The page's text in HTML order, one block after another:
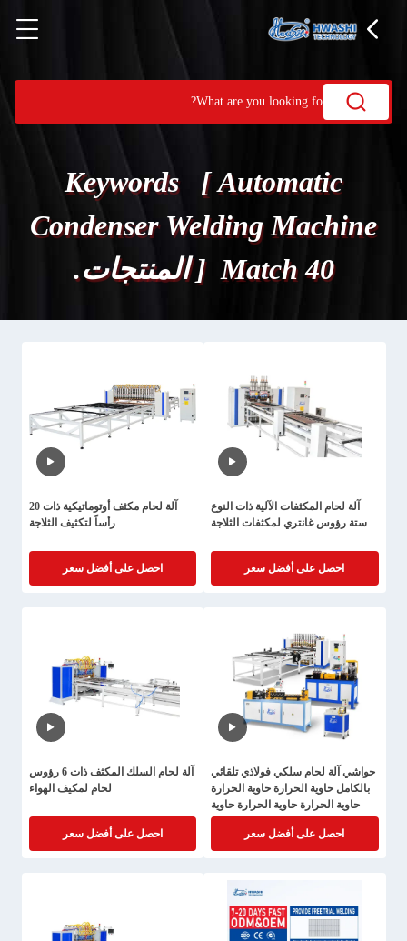
Keywords [ Automatic
Condenser Welding Machine
] Match 40 المنتجات.
آلة لحام المكثفات الآلية ذات النوع
ستة رؤوس غانتري لمكثفات الثلاجة
احصل على أفضل سعر
آلة لحام مكثف أوتوماتيكية ذات 20
رأساً لتكثيف الثلاجة
احصل على أفضل سعر
حواشي آلة لحام سلكي فولاذي تلقائي
بالكامل حاوية الحرارة حاوية الحرارة
حاوية الحرارة حاوية الحرارة حاوية
الحرارة حاوية الحرارة حاوية الحرارة
حاوية الحرارة حاوية الحرارة
احصل على أفضل سعر
آلة لحام السلك المكثف ذات 6 رؤوس
لحام لمكيف الهواء
احصل على أفضل سعر